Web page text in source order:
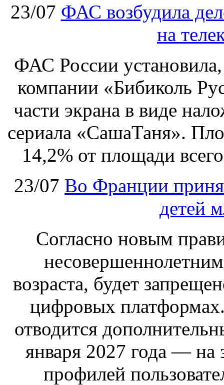
23/07 ФАС возбудила
на
ФАС России установила,
компании «Бибиколь
части экрана в виде
сериала «СашаТаня».
14,2% от площади
23/07 Во Франции
детей
Согласно новым
возраста, будет
цифровых
отводится
января 2027 года —
профилей